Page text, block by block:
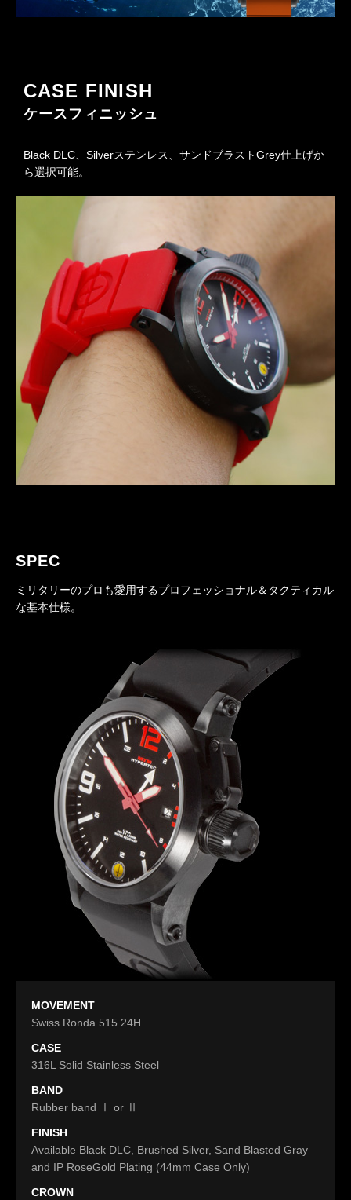
CASE FINISH
ケースフィニッシュ
Black DLC、Silverステンレス、サンドブラストGrey仕上げか
ら選択可能。
SPEC
ミリタリーのプロも愛用するプロフェッショナル＆タクティカル
な基本仕様。
MOVEMENT
Swiss Ronda 515.24H
CASE
316L Solid Stainless Steel
BAND
Rubber band Ⅰ or Ⅱ
FINISH
Available Black DLC, Brushed Silver, Sand Blasted Gray
and IP RoseGold Plating (44mm Case Only)
CROWN